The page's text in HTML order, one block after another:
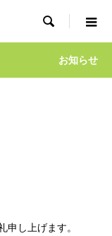

お知らせ
し上げます。